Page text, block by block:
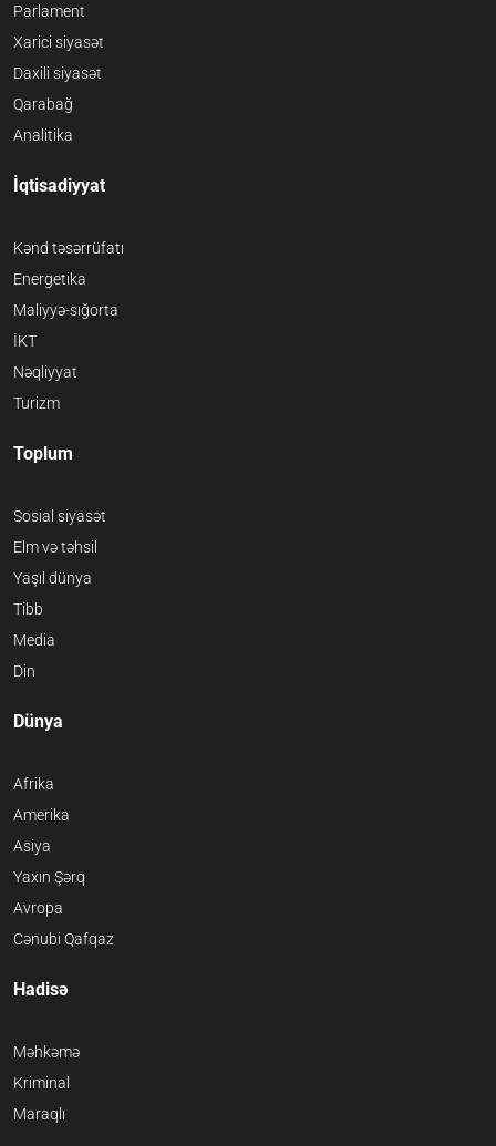
Parlament
Xarici siyasət
Daxili siyasət
Qarabağ
Analitika
İqtisadiyyat
Kənd təsərrüfatı
Energetika
Maliyyə-sığorta
İKT
Nəqliyyat
Turizm
Toplum
Sosial siyasət
Elm və təhsil
Yaşıl dünya
Tibb
Media
Din
Dünya
Afrika
Amerika
Asiya
Yaxın Şərq
Avropa
Cənubi Qafqaz
Hadisə
Məhkəmə
Kriminal
Maraqlı